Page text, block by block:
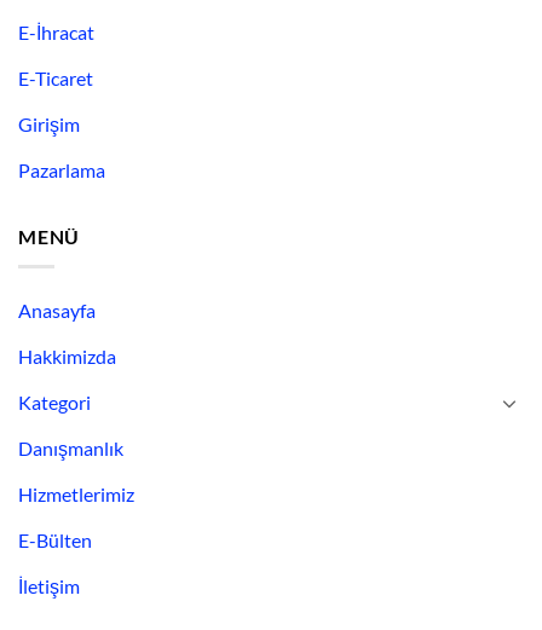
E-İhracat
E-Ticaret
Girişim
Pazarlama
MENÜ
Anasayfa
Hakkimizda
Kategori
Danışmanlık
Hizmetlerimiz
E-Bülten
İletişim